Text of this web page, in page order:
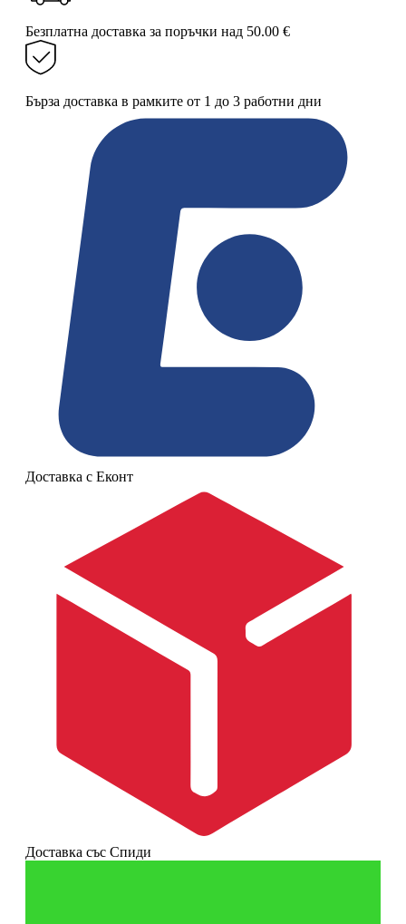
плосък
моп
YORK
NY
почистване
Безплатна доставка за поръчки над 50.00 €
Бърза доставка в рамките от 1 до 3 работни дни
Доставка с Еконт
Доставка със Спиди